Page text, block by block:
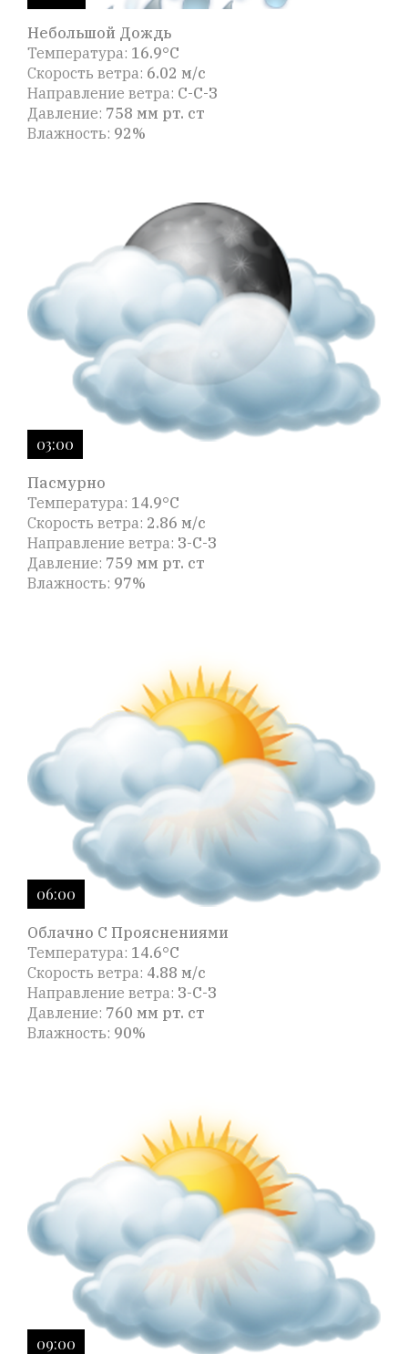
Небольшой Дождь
Температура: 16.9°C
Скорость ветра: 6.02 м/с
Направление ветра: С-С-З
Давление: 758 мм рт. ст
Влажность: 92%
03:00
Пасмурно
Температура: 14.9°C
Скорость ветра: 2.86 м/с
Направление ветра: З-С-З
Давление: 759 мм рт. ст
Влажность: 97%
06:00
Облачно С Прояснениями
Температура: 14.6°C
Скорость ветра: 4.88 м/с
Направление ветра: З-С-З
Давление: 760 мм рт. ст
Влажность: 90%
09:00